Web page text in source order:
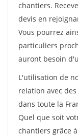
chantiers.
devis en
Vous pourrez
particuliers
auront besoin
L'utilisation de
relation avec
dans toute la
Quel que soit
chantiers grâce à